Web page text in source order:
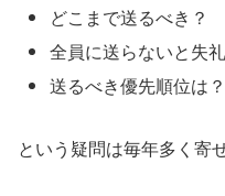
どこまで送るべき？
全員に送らないと失
送るべき優先順位は？
という疑問は毎年多く寄